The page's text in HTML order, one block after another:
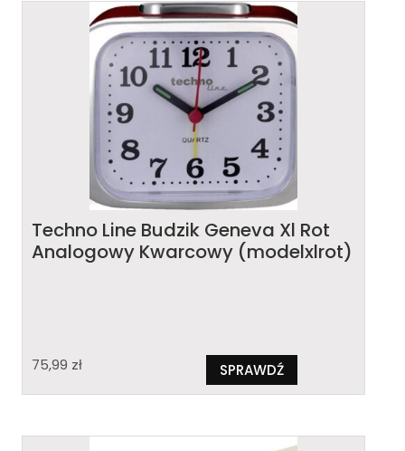
Techno Line Budzik Geneva Xl Rot
Analogowy Kwarcowy (modelxlrot)
75,99 zł SPRAWDŹ